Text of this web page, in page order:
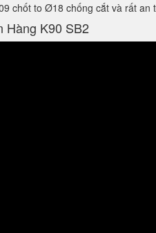
chốt to Ø18 chống cắt và rất an
Hàng K90 SB2